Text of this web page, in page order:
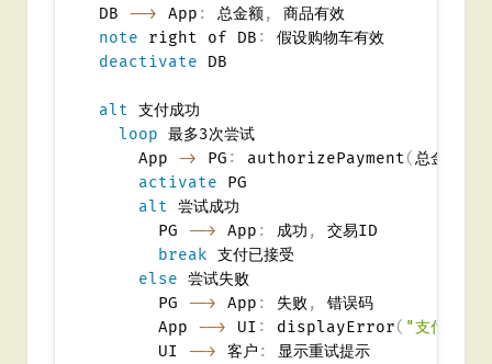
DB --> App : 总金额,
note right of DB :
deactivate DB
alt 支付成功
loop 最多3次尝试
    App
-> PG : authorizePayment(总金额
activate PG
alt 尝试成功
      PG
--> App : 成功 ,
交易ID
break 支付已接受
else 尝试失败
      PG
--> App : 失败 ,
错误码
      App
--> UI : displayError( "支付被拒
      UI
--> 客户 :
显示重试提示